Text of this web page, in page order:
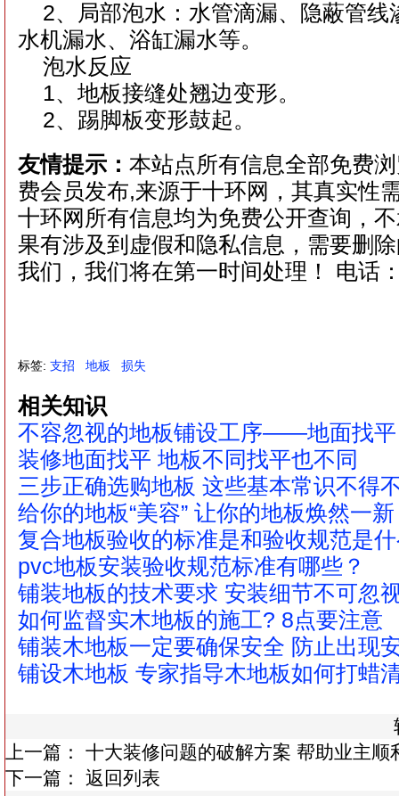
2、局部泡水：水管滴漏、隐蔽管线
水机漏水、浴缸漏水等。
泡水反应
1、地板接缝处翘边变形。
2、踢脚板变形鼓起。
友情提示：本站点所有信息全部免费
费会员发布,来源于十环网，其真实性
十环网所有信息均为免费公开查询，
果有涉及到虚假和隐私信息，需要删
我们，我们将在第一时间处理！ 电话
标签:支招 地板 损失
相关知识
不容忽视的地板铺设工序——地面找平
装修地面找平 地板不同找平也不同
三步正确选购地板 这些基本常识不得
给你的地板“美容” 让你的地板焕然一新
复合地板验收的标准是和验收规范是
pvc地板安装验收规范标准有哪些？
铺装地板的技术要求 安装细节不可忽
如何监督实木地板的施工? 8点要注意
铺装木地板一定要确保安全 防止出现
铺设木地板 专家指导木地板如何打蜡
上一篇： 十大装修问题的破解方案 帮助业主顺
下一篇： 返回列表